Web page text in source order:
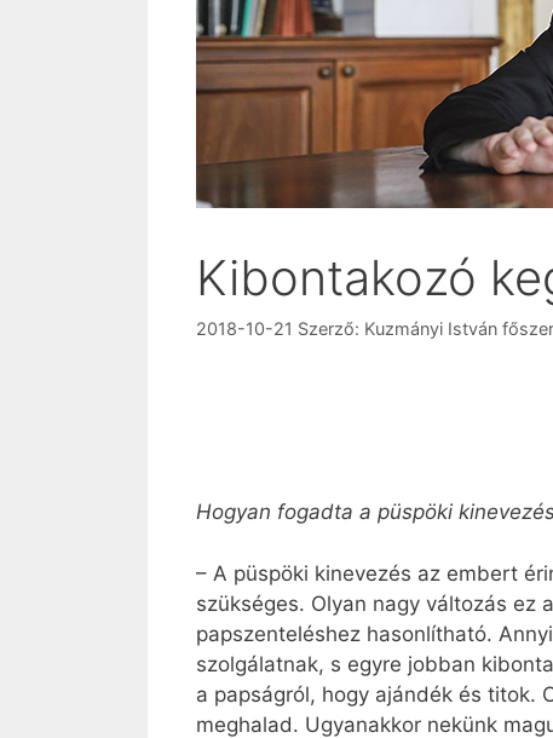
Kibontakozó
2018-10-21 Szerző: Kuzmányi István
Hogyan fogadta a püspöki
– A püspöki kinevezés az embert
szükséges. Olyan nagy változás ez
papszenteléshez hasonlítható.
szolgálatnak, s egyre jobban
a papságról, hogy ajándék és titok.
meghalad. Ugyanakkor nekünk